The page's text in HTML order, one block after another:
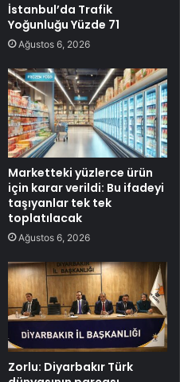
İstanbul’da Trafik
Yoğunluğu Yüzde 71
Ağustos 6, 2026
Marketteki yüzlerce ürün
için karar verildi: Bu ifadeyi
taşıyanlar tek tek
toplatılacak
Ağustos 6, 2026
Zorlu: Diyarbakır Türk